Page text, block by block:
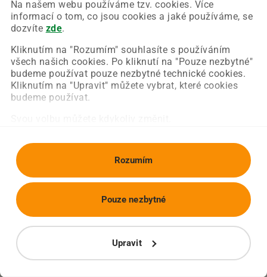
Na našem webu používáme tzv. cookies. Více
informací o tom, co jsou cookies a jaké používáme, se
dozvíte zde.
Kliknutím na "Rozumím" souhlasíte s používáním
všech našich cookies. Po kliknutí na "Pouze nezbytné"
budeme používat pouze nezbytné technické cookies.
Kliknutím na "Upravit" můžete vybrat, které cookies
budeme používat.
Rozumím
Upravit
Pouze nezbytné
Chyba nastala na naší straně a už ji opravujeme.
Zkuste prosím znovu načíst požadovanou stránku.
Obnovit stránku Úvodní strana